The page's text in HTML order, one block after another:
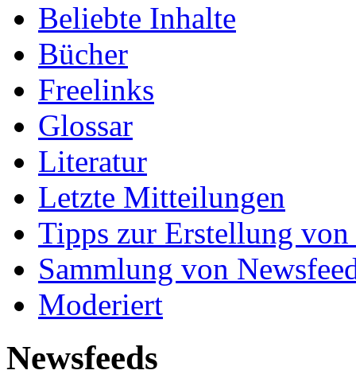
Beliebte Inhalte
Bücher
Freelinks
Glossar
Literatur
Letzte Mitteilungen
Tipps zur Erstellung
Sammlung von
Moderiert
Newsfeeds